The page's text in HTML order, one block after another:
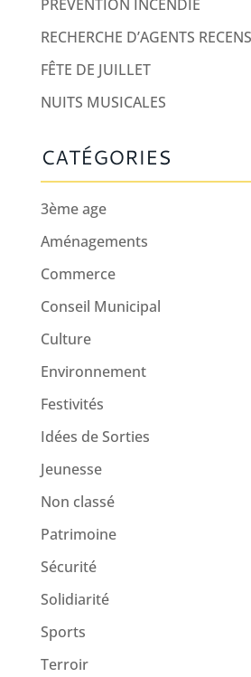
PRÉVENTION INCENDIE
RECHERCHE D’AGENTS
FÊTE DE JUILLET
NUITS MUSICALES
CATÉGORIES
3ème age
Aménagements
Commerce
Conseil Municipal
Culture
Environnement
Festivités
Idées de Sorties
Jeunesse
Non classé
Patrimoine
Sécurité
Solidiarité
Sports
Terroir